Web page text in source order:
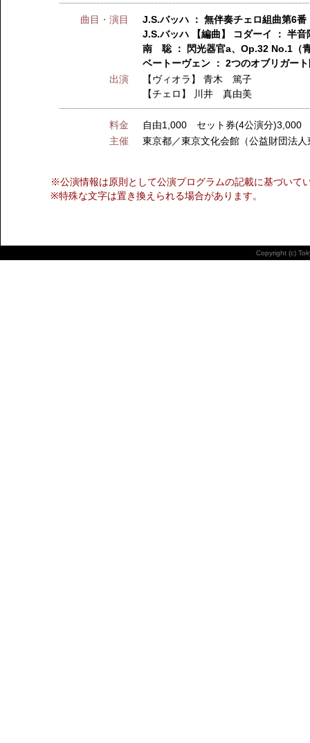
曲目・演目
J.S.バッハ ： 無伴奏チェロ組曲第6
J.S.バッハ 【編曲】 コダーイ ： 半音
南 聡 ： 閃光器官a、Op.32 No.1（
ベートーヴェン ： 2つのオブリガー
出演
【ヴィオラ】青木 篤子
【チェロ】
川井 真由美
料金
自由1,000 セット券(4公演分)3,000
主催
東京都／東京文化会館（公益財団法
※公演情報は原則として公演プログラムの記載に基づいて
※特殊な文字は置き換えられる場合があります。
Copyright (c)